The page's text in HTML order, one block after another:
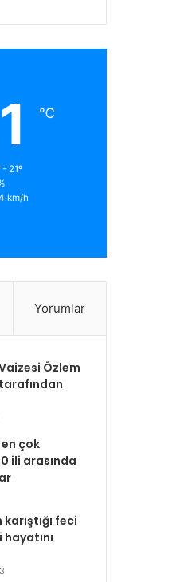
℃
- 21º
km/h
Yorumlar
Özlem
en çok
ili arasında
feci